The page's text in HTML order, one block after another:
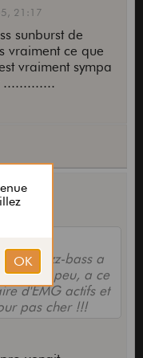
21:17
sunburst de
vraiment ce que
vraiment sympa
.............
jazz-bass a
un peu, a ce
d'EMG actifs et
pas cher !!!